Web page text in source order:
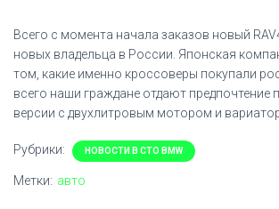
Всего с момента начала заказов новый
новых владельца в России. Японская
том, какие именно кроссоверы покупали
всего наши граждане отдают предпочтение
версии с двухлитровым мотором и
Рубрики: НОВОСТИ В СТО BMW
Метки: авто